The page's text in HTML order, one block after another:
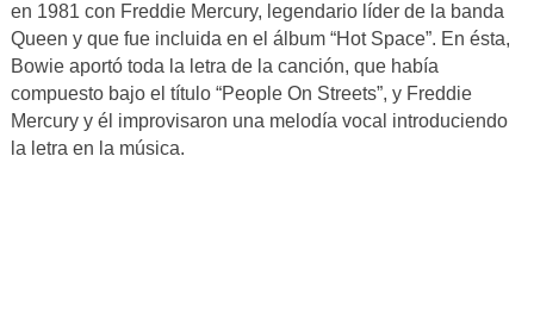
en 1981 con Freddie Mercury, legendario líder de la banda
Queen y que fue incluida en el álbum “Hot Space”. En ésta,
Bowie aportó toda la letra de la canción, que había
compuesto bajo el título “People On Streets”, y Freddie
Mercury y él improvisaron una melodía vocal introduciendo
la letra en la música.